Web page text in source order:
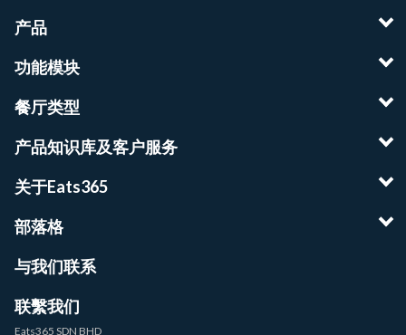
产品
功能模块
餐厅类型
产品知识库及客户服务
关于Eats365
部落格
与我们联系
联繫我们
Eats365 SDN BHD